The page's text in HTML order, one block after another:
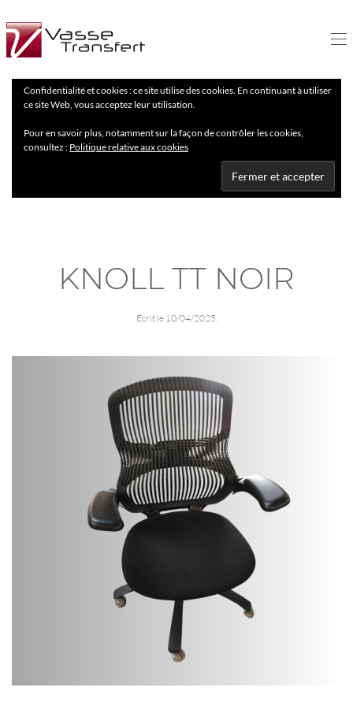
Confidentialité et cookies : ce site utilise des cookies. En continuant à utiliser
ce site Web, vous acceptez leur utilisation.
Pour en savoir plus, notamment sur la façon de contrôler les cookies,
consultez : Politique relative aux cookies
KNOLL TT NOIR
Écrit le 10/04/2025.